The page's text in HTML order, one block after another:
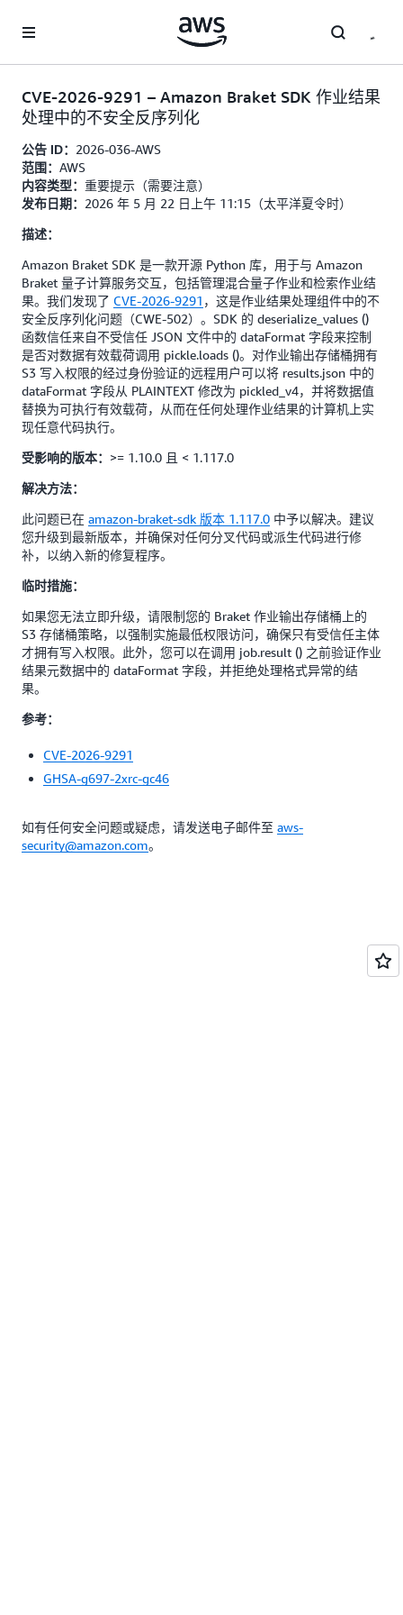
CVE-2026-9291 – Amazon Braket SDK 作业结果
处理中的不安全反序列化
公告 ID： 2026-036-AWS
范围： AWS
内容类型： 重要提示（需要注意）
发布日期： 2026 年 5 月 22 日上午 11:15（太平洋夏令时）
描述：
Amazon Braket SDK 是一款开源 Python 库，用于与 Amazon
Braket 量子计算服务交互，包括管理混合量子作业和检索作业结
果。我们发现了 CVE-2026-9291 ，这是作业结果处理组件中的不
安全反序列化问题（CWE-502）。SDK 的 deserialize_values ()
函数信任来自不受信任 JSON 文件中的 dataFormat 字段来控制
是否对数据有效载荷调用 pickle.loads ()。对作业输出存储桶拥有
S3 写入权限的经过身份验证的远程用户可以将 results.json 中的
dataFormat 字段从 PLAINTEXT 修改为 pickled_v4，并将数据值
替换为可执行有效载荷，从而在任何处理作业结果的计算机上实
现任意代码执行。
受影响的版本： >= 1.10.0 且 < 1.117.0
解决方法：
此问题已在 amazon-braket-sdk 版本 1.117.0 中予以解决。建议
您升级到最新版本，并确保对任何分叉代码或派生代码进行修
补，以纳入新的修复程序。
临时措施：
如果您无法立即升级，请限制您的 Braket 作业输出存储桶上的
S3 存储桶策略，以强制实施最低权限访问，确保只有受信任主体
才拥有写入权限。此外，您可以在调用 job.result () 之前验证作业
结果元数据中的 dataFormat 字段，并拒绝处理格式异常的结
果。
参考：
CVE-2026-9291
GHSA-g697-2xrc-gc46
如有任何安全问题或疑虑，请发送电子邮件至 aws-
security@amazon.com。